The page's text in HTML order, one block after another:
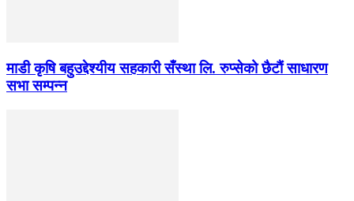
माडी कृषि बहुउद्देश्यीय सहकारी सँस्था लि. रुप्सेको छैटाैं साधारण
सभा सम्पन्न